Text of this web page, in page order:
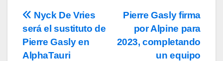
Navegación
de
entradas
Pierre Gasly firma
por Alpine para
2023, completando
un equipo
Nyck De Vries
será el sustituto de
Pierre Gasly en
AlphaTauri